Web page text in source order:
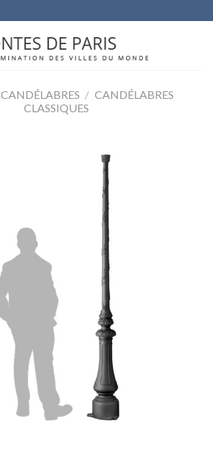
CANDÉLABRES / CANDÉLABRES
CLASSIQUES